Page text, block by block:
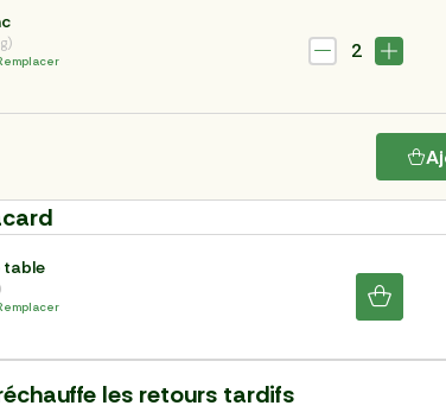
2
table
les retours tardifs